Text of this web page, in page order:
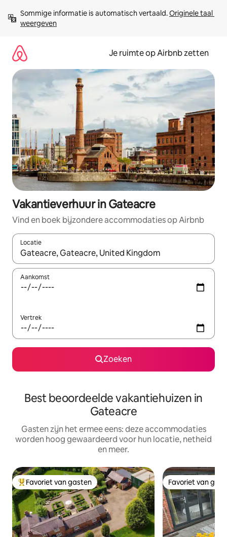
direct
naar
Sommige informatie is automatisch vertaald. Originele taal
weergeven
Je ruimte op Airbnb zetten
Vakantieverhuur in Gateacre
Vind en boek bijzondere accommodaties op Airbnb
Locatie
Wanneer er suggesties beschikbaar zijn, maak je een keuze
Aankomst
Vertrek
Zoeken
Best beoordeelde vakantiehuizen in
Gateacre
Gasten zijn het ermee eens: deze accommodaties
worden hoog gewaardeerd voor hun locatie, netheid
en meer.
Topfavoriet van gasten
Favoriet van gasten Favoriet van
Favoriet van